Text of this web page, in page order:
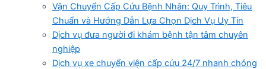
Vận Chuyển Cấp Cứu Bệnh Nhân: Quy Trình, Tiêu
Chuẩn và Hướng Dẫn Lựa Chọn Dịch Vụ Uy Tín
Dịch vụ đưa người đi khám bệnh tận tâm chuyên
nghiệp
Dịch vụ xe chuyển viện cấp cứu 24/7 nhanh chóng